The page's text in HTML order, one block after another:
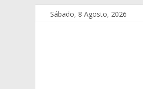
Sábado, 8 Agosto, 2026